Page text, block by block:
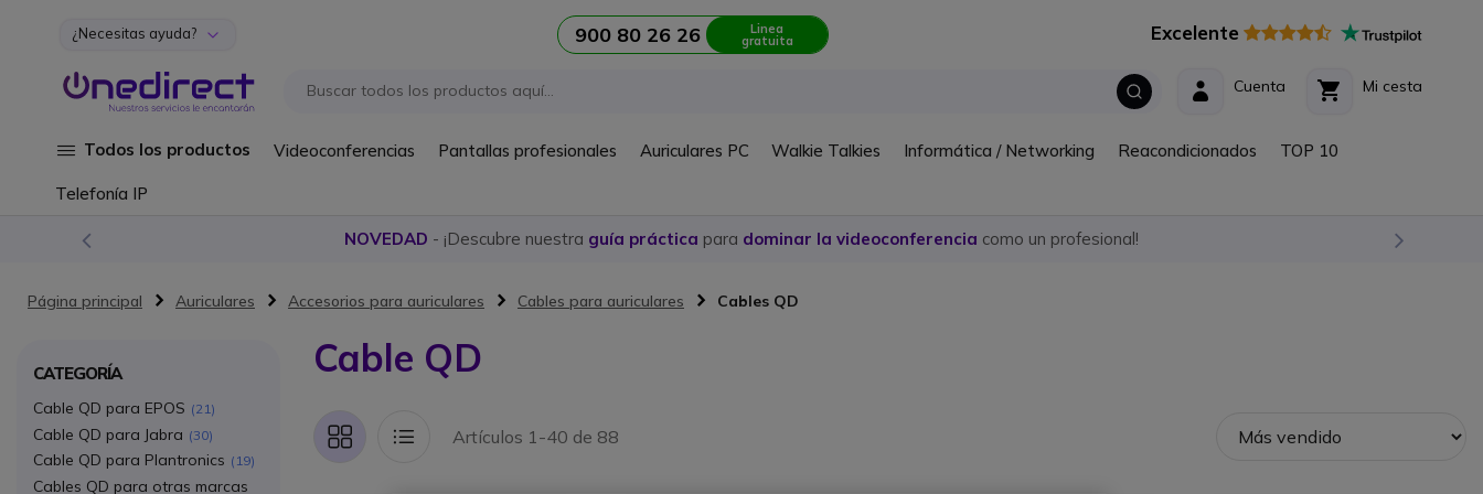
Ir al contenido
¿Necesitas ayuda? 900 80 26 26 Linea
gratuita Excelente
Mi cesta
Cuenta
Todos los productos Videoconferencias Pantallas profesionales Auriculares PC Walkie Talkies Informática / Networking Reacondicionados TOP 10
Telefonía IP
NOVEDAD - ¡Descubre nuestra guía práctica para dominar la videoconferencia como un profesional!
Página principal Auriculares Accesorios para auriculares Cables para auriculares Cables QD
Cable QD
Parrilla Lista Artículos 1-40 de 88
CATEGORÍA
Cable QD para EPOS 21
Cable QD para Jabra 30
Cable QD para Plantronics 19
Cables QD para otras marcas